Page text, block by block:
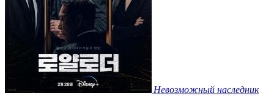
Невозможный наследник